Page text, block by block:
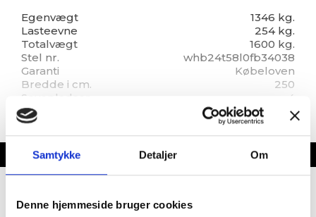
Samtykke Detaljer Om
Denne hjemmeside bruger cookies
Egenvægt
1346 kg.
Lasteevne
254 kg.
Totalvægt
1600 kg.
Stel nr.
whb24t58l0fb34038
Garanti
Købeloven
Bredde i cm.
250
Sovepladser
4
Siddepladser
6-8
Kan ses i butik
Klar til fremvisning
Placeringsadresse
Funder Dalgårdsvej 1,
8600 Silkeborg
Indretning
Dobbeltseng